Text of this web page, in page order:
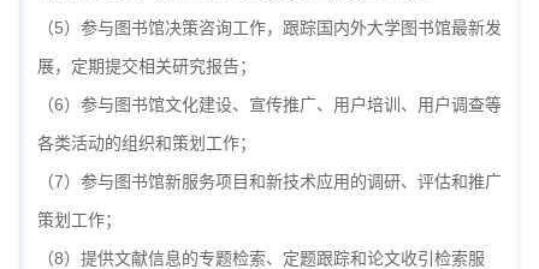
（5）参与图书馆决策咨询工作，跟踪国内外大学图书馆最新发
展，定期提交相关研究报告；
（6）参与图书馆文化建设、宣传推广、用户培训、用户调查等
各类活动的组织和策划工作；
（7）参与图书馆新服务项目和新技术应用的调研、评估和推广
策划工作；
（8）提供文献信息的专题检索、定题跟踪和论文收引检索服